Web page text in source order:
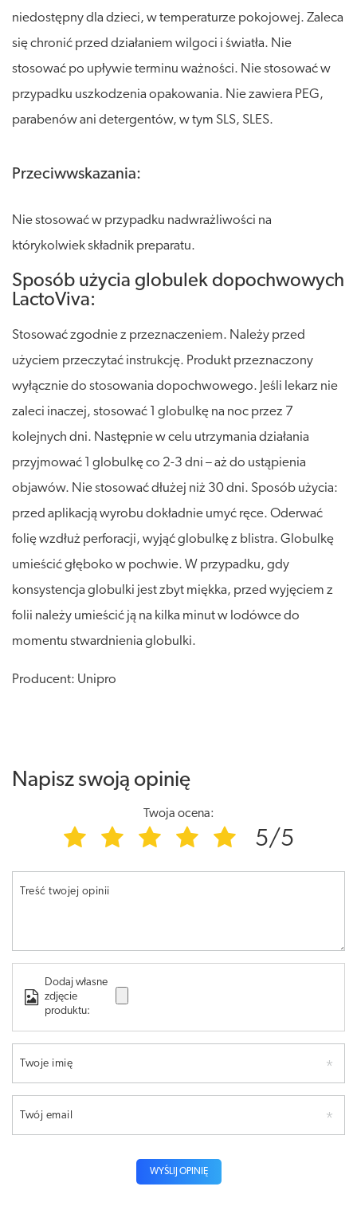
niedostępny dla dzieci, w temperaturze pokojowej. Zaleca
się chronić przed działaniem wilgoci i światła. Nie
stosować po upływie terminu ważności. Nie stosować w
przypadku uszkodzenia opakowania. Nie zawiera PEG,
parabenów ani detergentów, w tym SLS, SLES.
Przeciwwskazania:
Nie stosować w przypadku nadwrażliwości na
którykolwiek składnik preparatu.
Sposób użycia globulek dopochwowych
LactoViva:
Stosować zgodnie z przeznaczeniem. Należy przed
użyciem przeczytać instrukcję. Produkt przeznaczony
wyłącznie do stosowania dopochwowego. Jeśli lekarz nie
zaleci inaczej, stosować 1 globulkę na noc przez 7
kolejnych dni. Następnie w celu utrzymania działania
przyjmować 1 globulkę co 2-3 dni – aż do ustąpienia
objawów. Nie stosować dłużej niż 30 dni. Sposób użycia:
przed aplikacją wyrobu dokładnie umyć ręce. Oderwać
folię wzdłuż perforacji, wyjąć globulkę z blistra. Globulkę
umieścić głęboko w pochwie. W przypadku, gdy
konsystencja globulki jest zbyt miękka, przed wyjęciem z
folii należy umieścić ją na kilka minut w lodówce do
momentu stwardnienia globulki.
Producent: Unipro
Napisz swoją opinię
Twoja ocena:
5/5
Treść twojej opinii
Dodaj własne
zdjęcie
produktu:
Twoje imię
Twój email
WYŚLIJ OPINIĘ